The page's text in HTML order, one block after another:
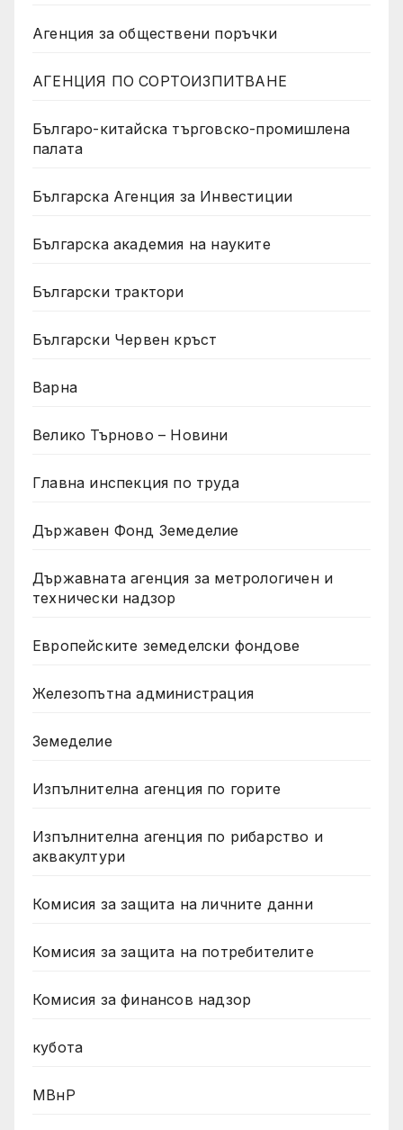
Агенция за обществени поръчки
АГЕНЦИЯ ПО СОРТОИЗПИТВАНЕ
Българо-китайска търговско-промишлена
палата
Българска Агенция за Инвестиции
Българска академия на науките
Български трактори
Български Червен кръст
Варна
Велико Търново – Новини
Главна инспекция по труда
Държавен Фонд Земеделие
Държавната агенция за метрологичен и
технически надзор
Европейските земеделски фондове
Железопътна администрация
Земеделие
Изпълнителна агенция по горите
Изпълнителна агенция по рибарство и
аквакултури
Комисия за защита на личните данни
Комисия за защита на потребителите
Комисия за финансов надзор
кубота
МВнР